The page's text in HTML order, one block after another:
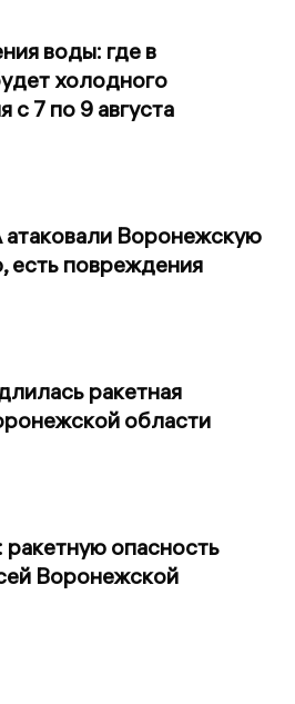
воды: где в
холодного
с 7 по 9 августа
Воронежскую
есть повреждения
ракетная
области
опасность
Воронежской